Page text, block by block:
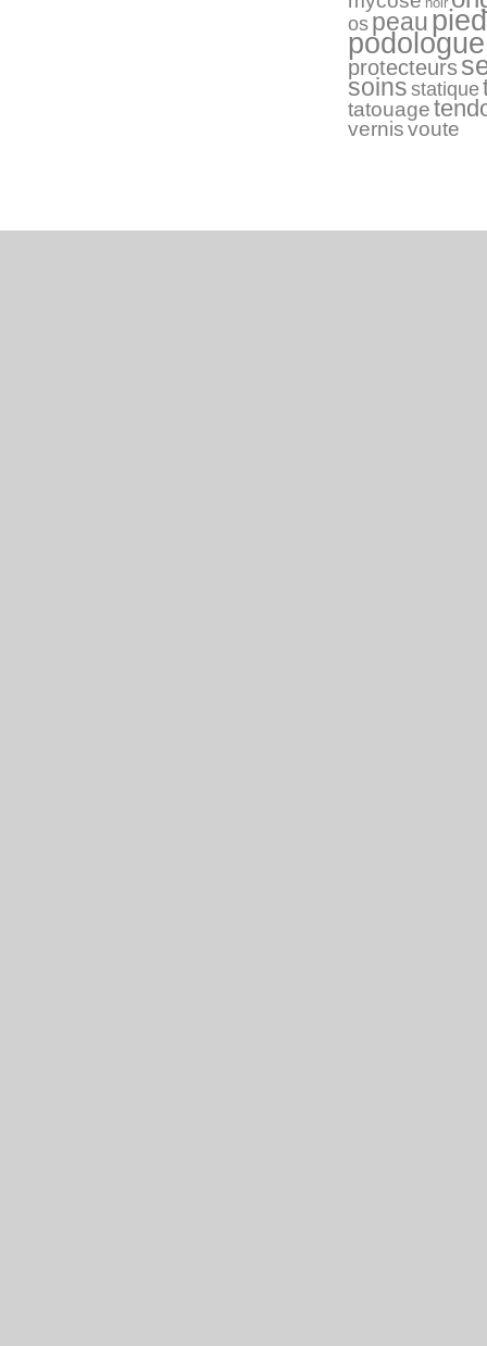
ospeaupied
podologue
protecteurs
soins statique
tatouage
vernisvoute